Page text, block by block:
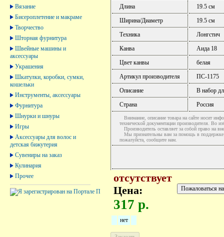
Вязание
Бисероплетение и макраме
Творчество
Шторная фурнитура
Швейные машины и
аксессуары
Украшения
Шкатулки, коробки, сумки,
кошельки
Инструменты, аксессуары
Фурнитура
Шнурки и шнуры
Игры
Аксессуары для волос и
детская бижутерия
Сувениры на заказ
Кулинария
Прочее
Длина
19.5 см
Ширина/Диаметр
19.5 см
Техника
Лонгстич
Канва
Аида 18
Цвет канвы
белая
Артикул производителя
ПС-1175
Описание
В набор
Страна
Россия
Внимание, описание товара на сайте носит
технической документации производителя. Во
Производитель оставляет за собой право на
Мы признательны вам за помощь в поддержке
пожалуйста, сообщите нам.
отсутствует
Цена:
317 р.
нет